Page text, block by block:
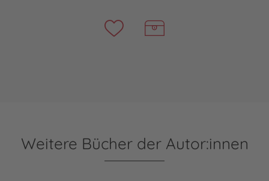
Weitere Bücher der Autor:innen